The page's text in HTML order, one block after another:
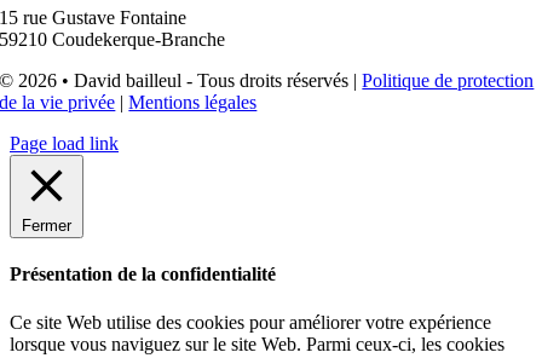
15 rue Gustave Fontaine
59210 Coudekerque-Branche
© 2026 • David bailleul - Tous droits réservés |Politique de protection
de la vie privée |Mentions légales
Page load link
Fermer
Présentation de la confidentialité
Ce site Web utilise des cookies pour améliorer votre expérience
lorsque vous naviguez sur le site Web. Parmi ceux-ci, les cookies